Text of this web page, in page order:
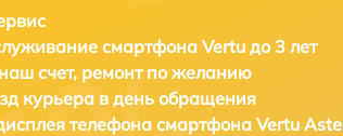
смартфона Vertu до 3 лет
счет, ремонт по желанию
курьера в день обращения
телефона смартфона Vertu